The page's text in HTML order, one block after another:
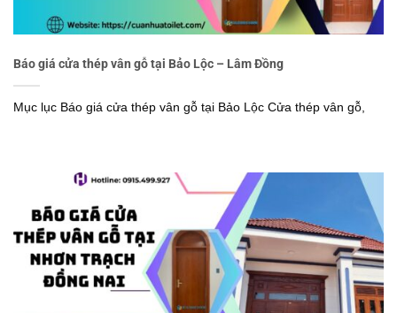
Báo giá cửa thép vân gỗ tại Bảo Lộc – Lâm Đồng
Mục lục Báo giá cửa thép vân gỗ tại Bảo Lộc Cửa thép vân gỗ,